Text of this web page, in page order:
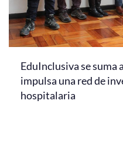
EduInclusiva se suma
impulsa una red de
hospitalaria